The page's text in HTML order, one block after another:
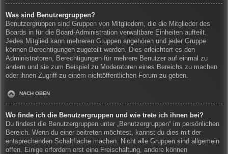
Was sind Benutzergruppen?
Benutzergruppen sind Gruppen von Mitgliedern, die die Mitglieder des
Boards in für die Board-Administration verwaltbare Einheiten aufteilt.
Jedes Mitglied kann mehreren Gruppen angehören und jeder Gruppe
können Berechtigungen zugeteilt werden. Dies erleichtert es den
Administratoren, Berechtigungen für mehrere Benutzer auf einmal zu
ändern und sie zum Beispiel zu Moderatoren eines Bereichs zu machen
oder ihnen Zugriff zu einem nichtöffentlichen Forum zu geben.
NACH OBEN
Wo finde ich die Benutzergruppen und wie trete ich ihnen bei?
Du findest die Benutzergruppen unter „Benutzergruppen“ im persönlichen
Bereich. Wenn du einer beitreten möchtest, kannst du dies mit der
entsprechenden Schaltfläche machen. Nicht alle Gruppen sind allgemein
offen. Einige erfordern erst eine Freischaltung, andere können